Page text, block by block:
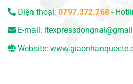
Điện thoại: 0797.372.768 -
E-mail:
Website: